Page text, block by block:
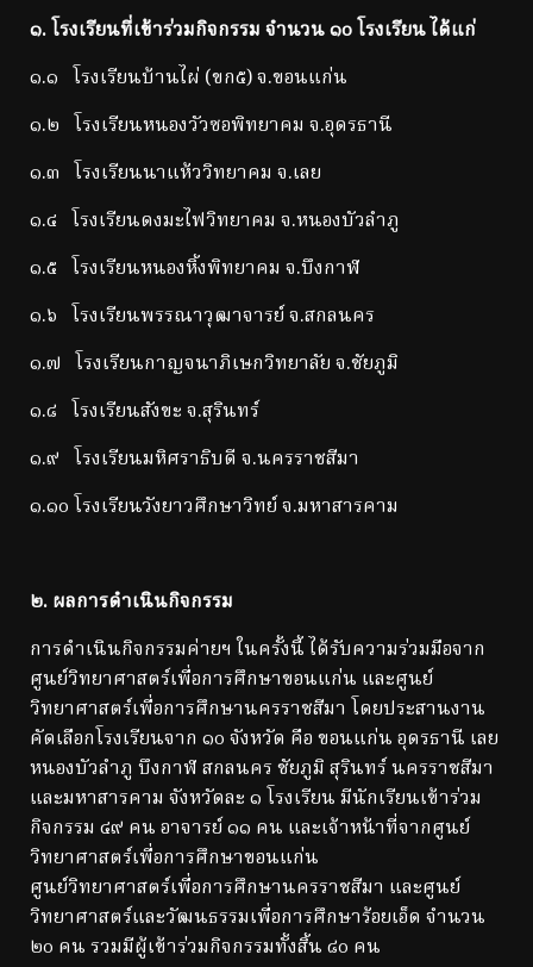
๑. โรงเรียนที่เข้าร่วมกิจกรรม จำนวน ๑๐ โรงเรียน ได้แก่
๑.๑ โรงเรียนบ้านไผ่ (ขก๕) จ.ขอนแก่น
๑.๒ โรงเรียนหนองวัวซอพิทยาคม จ.อุดรธานี
๑.๓ โรงเรียนนาแห้ววิทยาคม จ.เลย
๑.๔ โรงเรียนดงมะไฟวิทยาคม จ.หนองบัวลำภู
๑.๕ โรงเรียนหนองหิ้งพิทยาคม จ.บึงกาฬ
๑.๖ โรงเรียนพรรณาวุฒาจารย์ จ.สกลนคร
๑.๗ โรงเรียนกาญจนาภิเษกวิทยาลัย จ.ชัยภูมิ
๑.๘ โรงเรียนสังขะ จ.สุรินทร์
๑.๙ โรงเรียนมหิศราธิบดี จ.นครราชสีมา
๑.๑๐ โรงเรียนวังยาวศึกษาวิทย์ จ.มหาสารคาม
๒. ผลการดำเนินกิจกรรม
การดำเนินกิจกรรมค่ายฯ ในครั้งนี้ ได้รับความร่วมมือจาก
ศูนย์วิทยาศาสตร์เพื่อการศึกษาขอนแก่น และศูนย์
วิทยาศาสตร์เพื่อการศึกษานครราชสีมา โดยประสานงาน
คัดเลือกโรงเรียนจาก ๑๐ จังหวัด คือ ขอนแก่น อุดรธานี เลย
หนองบัวลำภู บึงกาฬ สกลนคร ชัยภูมิ สุรินทร์ นครราชสีมา
และมหาสารคาม จังหวัดละ ๑ โรงเรียน มีนักเรียนเข้าร่วม
กิจกรรม ๔๙ คน อาจารย์ ๑๑ คน และเจ้าหน้าที่จากศูนย์
วิทยาศาสตร์เพื่อการศึกษาขอนแก่น
ศูนย์วิทยาศาสตร์เพื่อการศึกษานครราชสีมา และศูนย์
วิทยาศาสตร์และวัฒนธรรมเพื่อการศึกษาร้อยเอ็ด จำนวน
๒๐ คน รวมมีผู้เข้าร่วมกิจกรรมทั้งสิ้น ๘๐ คน